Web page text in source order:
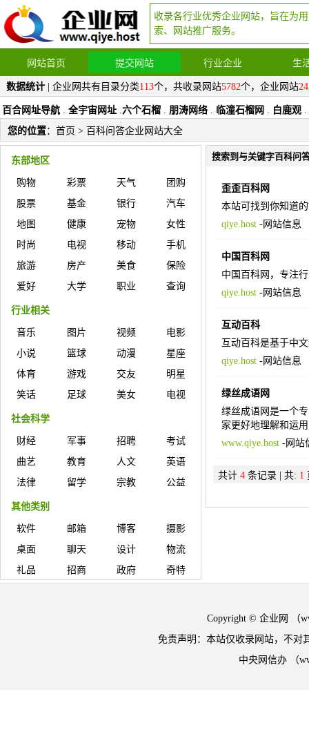
收录各行业优秀企业网站，旨在为
索、网站推广服务。
网站首页 提交网站 行业企业 生
数据统计 | 企业网共有目录分类113个，共收录网站5782个，企业网站
百合网址导航 . 全宇宙网址 .六个石榴 . 朋涛网络 . 临潼石榴网 . 白鹿观 .
您的位置： 首页 > 百科问答企业网站大全
东部地区
购物 彩票 天气
团购
股票
基金 银行
汽车
地图
健康 宠物
女性
时尚
电视 移动
手机
旅游
房产 美食
保险
爱好
大学 职业 查询
行业相关
音乐 图片 视频
电影
小说
篮球 动漫
星座
体育
游戏 交友
明星
笑话
足球 美女 电视
社会科学
财经 军事 招聘
考试
曲艺
教育 人文
英语
法律
留学 宗教 公益
其他类别
软件 邮箱 博客
摄影
桌面
聊天 设计
物流
礼品
招商 政府 奇特
搜索到与关键字百科问
歪歪百科网
本站可找到你知道
qiye.host-网站信息
中国百科网
中国百科网，专注
qiye.host-网站信息
互动百科
互动百科是基于中
qiye.host-网站信息
绿丝成语网
绿丝成语网是一个
家更好地理解和运
www.qiye.host-网站
共计 4条记录 | 共: 1
Copyright © 企业网 （
免责声明：本站仅收录网站，不对
中央网信办 （